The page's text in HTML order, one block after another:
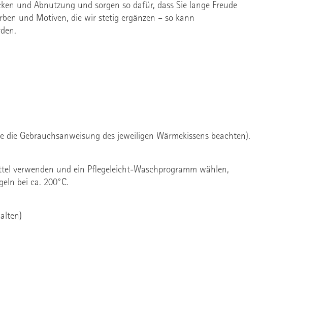
und Abnutzung und sorgen so dafür, dass Sie lange Freude
und Motiven, die wir stetig ergänzen – so kann
Gebrauchsanweisung des jeweiligen Wärmekissens beachten).
verwenden und ein Pflegeleicht-Waschprogramm wählen,
bei ca. 200°C.